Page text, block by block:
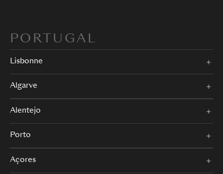
PORTUGAL
Lisbonne
Algarve
Alentejo
Porto
Açores